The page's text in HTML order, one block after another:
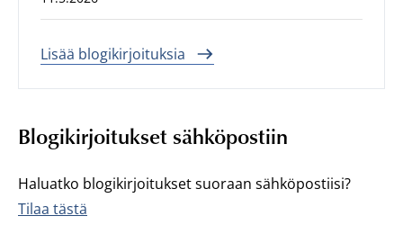
Lisää blogikirjoituksia
Blogikirjoitukset sähköpostiin
Haluatko blogikirjoitukset suoraan sähköpostiisi?
Tilaa tästä